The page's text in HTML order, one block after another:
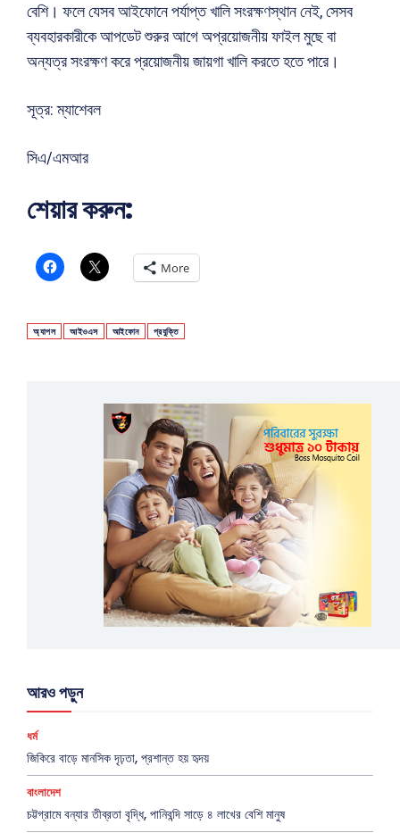
বেশি। ফলে যেসব আইফোনে পর্যাপ্ত খালি সংরক্ষণস্থান নেই, সেসব
ব্যবহারকারীকে আপডেট শুরুর আগে অপ্রয়োজনীয় ফাইল মুছে বা
অন্যত্র সংরক্ষণ করে প্রয়োজনীয় জায়গা খালি করতে হতে পারে।
সূত্র: ম্যাশেবল
সিএ/এমআর
শেয়ার করুন:
More
অ্যাপল আইওএস আইফোন প্রযুক্তি
আরও পড়ুন
ধর্ম
জিকিরে বাড়ে মানসিক দৃঢ়তা, প্রশান্ত হয় হৃদয়
বাংলাদেশ
চট্টগ্রামে বন্যার তীব্রতা বৃদ্ধি, পানিবন্দি সাড়ে ৪ লাখের বেশি মানুষ